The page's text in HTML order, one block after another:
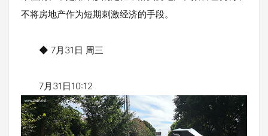
不将房地产作为短期刺激经济的手段。
◆ 7月31日 周三
7月31日10:12